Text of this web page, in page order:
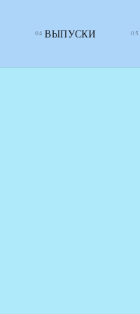
ВЫПУСКИ